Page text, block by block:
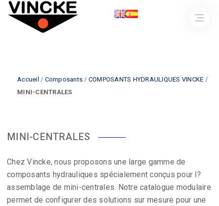
Accueil / Composants / COMPOSANTS HYDRAULIQUES VINCKE /
MINI-CENTRALES
MINI-CENTRALES
Chez Vincke, nous proposons une large gamme de
composants hydrauliques spécialement conçus pour l?
assemblage de mini-centrales. Notre catalogue modulaire
permet de configurer des solutions sur mesure pour une